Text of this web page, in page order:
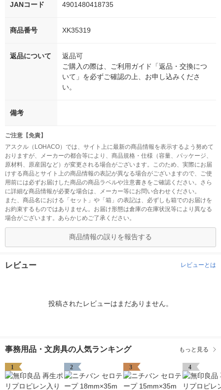
JANコード 4901480418735
商品番号 XK35319
返品について
返品可
ご購入の際は、ご利用ガイド「返品・交換につ
いて」を必ずご確認の上、お申し込みくださ
い。
備考
ご注意【免責】
アスクル（LOHACO）では、サイト上に最新の商品情報を表示するよう努めて
おりますが、メーカーの都合等により、商品規格・仕様（容量、パッケージ、
原材料、原産国など）が変更される場合がございます。このため、実際にお届
けする商品とサイト上の商品情報の表記が異なる場合がございますので、ご使
用前には必ずお届けした商品の商品ラベルや注意書きをご確認ください。さら
に詳細な商品情報が必要な場合は、メーカー等にお問い合わせください。
また、商品名における「セット」や「箱」の表記は、必ずしも箱でのお届けを
お約束するものではありません。お届け形態は倉庫の在庫状況等により異なる
場合がございます。あらかじめご了承ください。
商品情報の誤りを報告する
レビュー レビューとは
投稿されたレビューはまだありません。
事務用品・文房具の人気ランキング もっと見る
1 2 3 4